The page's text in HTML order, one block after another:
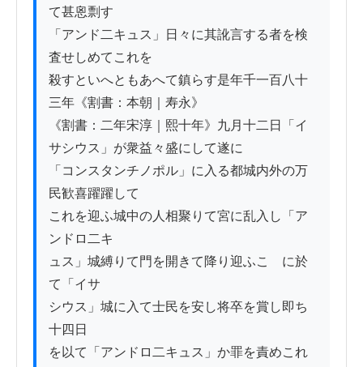
て甚恖剽す
「アンド二キュス」日々に其訛言する者を検
査せしめてこれを
殺すといへともあへて鎮らす是年千一百八十
三年《割書：本朝｜寿永》
《割書：二年宋淳｜熙十年》九月十二日「イ
サシウス」が衆益々盛にして遂に
「コンスタンチノポル」に入る都城内外の万
民歓喜躍躍して
これを迎ふ城中の人相聚りて宮に乱入し「ア
ンドロ二キ
ュス」城縛りて門を開きて降り迎ふこゝに於
て「イサ
シウス」城に入て士民を安し将卒を賞し即ち
十四日
を以て「アンドロ二キュス」か罪を責めこれ